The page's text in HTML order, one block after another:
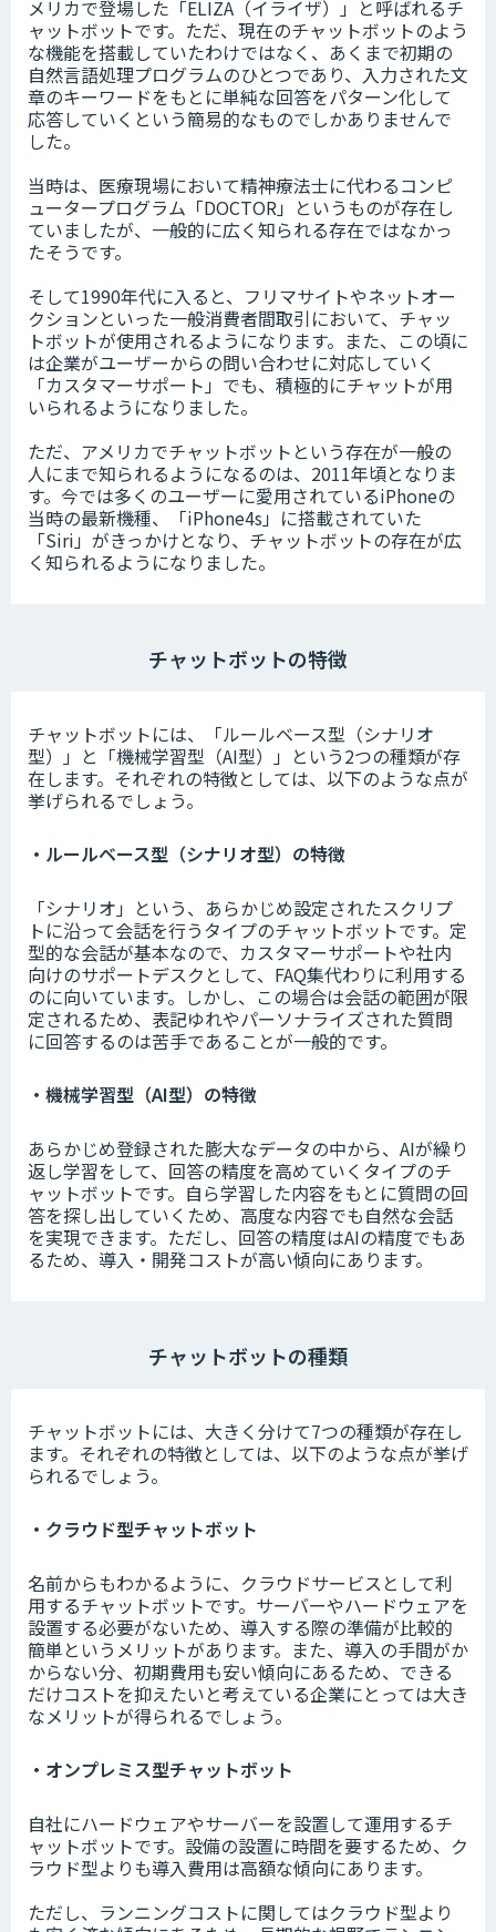
メリカで登場した「ELIZA（イライザ）」と呼ばれるチ
ャットボットです。ただ、現在のチャットボットのよう
な機能を搭載していたわけではなく、あくまで初期の
自然言語処理プログラムのひとつであり、入力された文
章のキーワードをもとに単純な回答をパターン化して
応答していくという簡易的なものでしかありませんで
した。
当時は、医療現場において精神療法士に代わるコンピ
ュータープログラム「DOCTOR」というものが存在し
ていましたが、一般的に広く知られる存在ではなかっ
たそうです。
そして1990年代に入ると、フリマサイトやネットオー
クションといった一般消費者間取引において、チャッ
トボットが使用されるようになります。また、この頃に
は企業がユーザーからの問い合わせに対応していく
「カスタマーサポート」でも、積極的にチャットが用
いられるようになりました。
ただ、アメリカでチャットボットという存在が一般の
人にまで知られるようになるのは、2011年頃となりま
す。今では多くのユーザーに愛用されているiPhoneの
当時の最新機種、「iPhone4s」に搭載されていた
「Siri」がきっかけとなり、チャットボットの存在が広
く知られるようになりました。
チャットボットの特徴
チャットボットには、「ルールベース型（シナリオ
型）」と「機械学習型（AI型）」という2つの種類が存
在します。それぞれの特徴としては、以下のような点が
挙げられるでしょう。
・ルールベース型（シナリオ型）の特徴
「シナリオ」という、あらかじめ設定されたスクリプ
トに沿って会話を行うタイプのチャットボットです。定
型的な会話が基本なので、カスタマーサポートや社内
向けのサポートデスクとして、FAQ集代わりに利用する
のに向いています。しかし、この場合は会話の範囲が限
定されるため、表記ゆれやパーソナライズされた質問
に回答するのは苦手であることが一般的です。
・機械学習型（AI型）の特徴
あらかじめ登録された膨大なデータの中から、AIが繰り
返し学習をして、回答の精度を高めていくタイプのチ
ャットボットです。自ら学習した内容をもとに質問の回
答を探し出していくため、高度な内容でも自然な会話
を実現できます。ただし、回答の精度はAIの精度でもあ
るため、導入・開発コストが高い傾向にあります。
チャットボットの種類
チャットボットには、大きく分けて7つの種類が存在し
ます。それぞれの特徴としては、以下のような点が挙げ
られるでしょう。
・クラウド型チャットボット
名前からもわかるように、クラウドサービスとして利
用するチャットボットです。サーバーやハードウェアを
設置する必要がないため、導入する際の準備が比較的
簡単というメリットがあります。また、導入の手間がか
からない分、初期費用も安い傾向にあるため、できる
だけコストを抑えたいと考えている企業にとっては大き
なメリットが得られるでしょう。
・オンプレミス型チャットボット
自社にハードウェアやサーバーを設置して運用するチ
ャットボットです。設備の設置に時間を要するため、ク
ラウド型よりも導入費用は高額な傾向にあります。
ただし、ランニングコストに関してはクラウド型より